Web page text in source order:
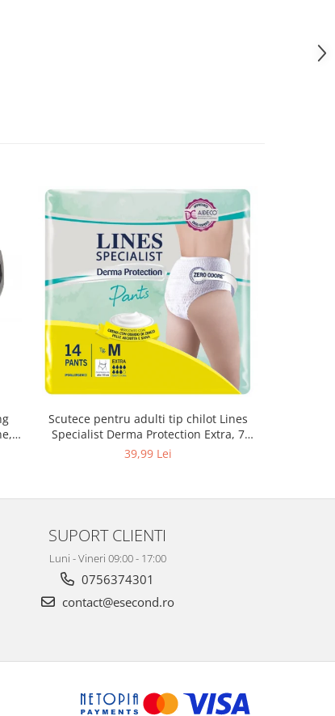
Scutece pentru adulti tip chilot Lines
Specialist Derma Protection Extra, 7
picaturi, marimea M, 14 bucati
39,99 Lei
SUPORT CLIENTI
Luni - Vineri 09:00 - 17:00
0756374301
contact@esecond.ro